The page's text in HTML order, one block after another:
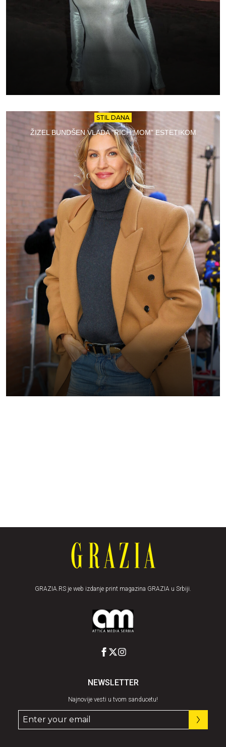
STIL DANA
ŽIZEL BUNDŠEN VLADA “RICH MOM” ESTETIKOM
GRAZIA.RS je web izdanje print magazina GRAZIA u Srbiji.
NEWSLETTER
Najnovije vesti u tvom sanducetu!